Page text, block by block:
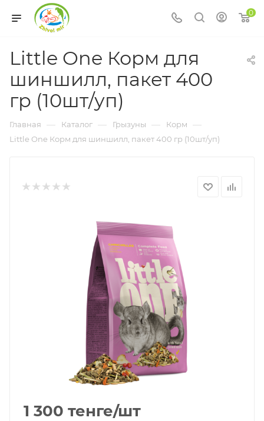
0
Little One Корм для
шиншилл, пакет 400
гр (10шт/уп)
Главная — Каталог — Грызуны — Корм —
Little One Корм для шиншилл, пакет 400 гр (10шт/уп)
1 300 тенге/шт